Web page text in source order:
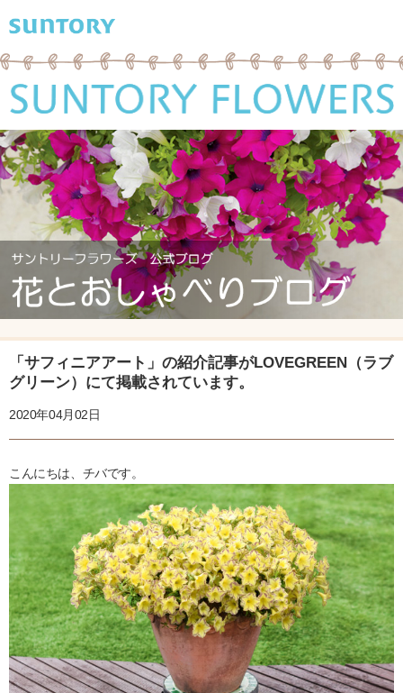
「サフィニアアート」の紹介記事がLOVEGREEN（ラブ
グリーン）にて掲載されています。
2020年04月02日
こんにちは、チバです。